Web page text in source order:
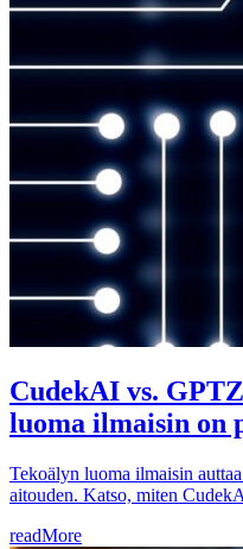
CudekAI vs.
luoma ilmaisin on
Tekoälyn luoma ilmaisin
aitouden. Katso, miten
readMore